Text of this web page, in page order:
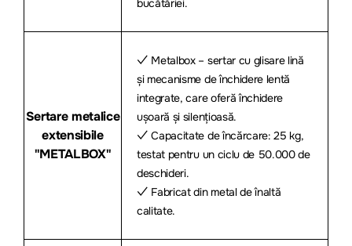
bucătăriei.
Sertare metalice
extensibile
"METALBOX"
✓ Metalbox – sertar cu glisare lină
și mecanisme de închidere lentă
integrate, care oferă închidere
ușoară și silențioasă.
✓ Capacitate de încărcare: 25 kg,
testat pentru un ciclu de 50.000 de
deschideri.
✓ Fabricat din metal de înaltă
calitate.